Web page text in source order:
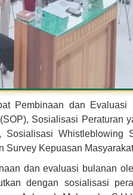
Pembinaan dan
Sosialisasi Peraturan
Sosialisasi Whistleblowing
Survey Kepuasan
dan evaluasi bulanan
dengan sosialisasi